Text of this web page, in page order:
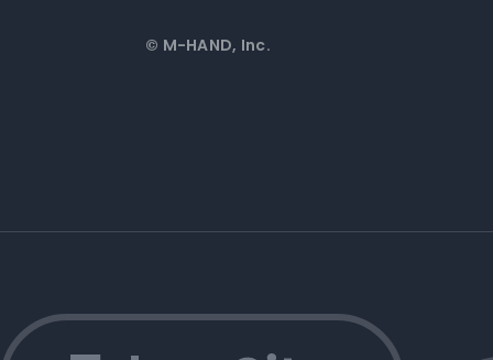
© M-HAND, Inc.
外部サイトにリンクします